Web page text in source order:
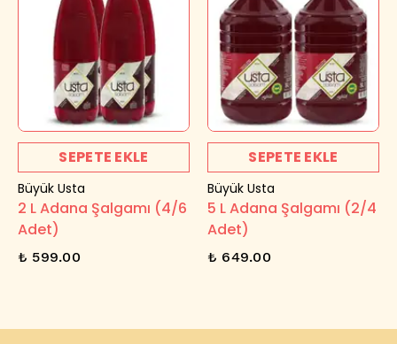
SEPETE EKLE
Büyük Usta
2 L Adana Şalgamı (4/6
Adet)
₺ 599.00
SEPETE EKLE
Büyük Usta
5 L Adana Şalgamı (2/4
Adet)
₺ 649.00